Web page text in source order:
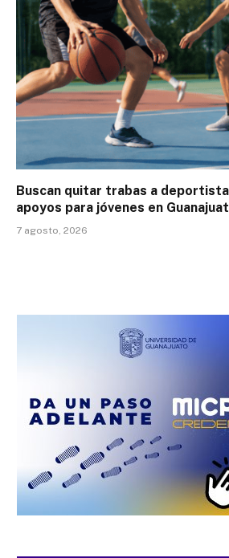
Buscan quitar trabas a
apoyos para jóvenes en
7 agosto, 2026